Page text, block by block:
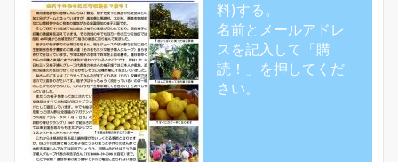
料)する。
名前とメールアドレ
スを記入して「購
読！」を押してくだ
さい。